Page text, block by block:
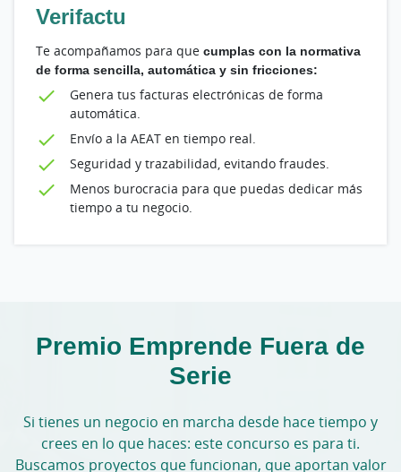
Verifactu
Te acompañamos para que cumplas con la normativa
de forma sencilla, automática y sin fricciones:
Genera tus facturas electrónicas de forma
automática.
Envío a la AEAT en tiempo real.
Seguridad y trazabilidad, evitando fraudes.
Menos burocracia para que puedas dedicar más
tiempo a tu negocio.
Premio Emprende Fuera de
Serie
Si tienes un negocio en marcha desde hace tiempo y
crees en lo que haces: este concurso es para ti.
Buscamos proyectos que funcionan, que aportan valor